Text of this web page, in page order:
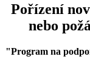
Pořízení
nebo
"Program na